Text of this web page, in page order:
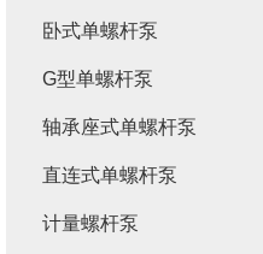
卧式单螺杆泵
G型单螺杆泵
轴承座式单螺杆泵
直连式单螺杆泵
计量螺杆泵